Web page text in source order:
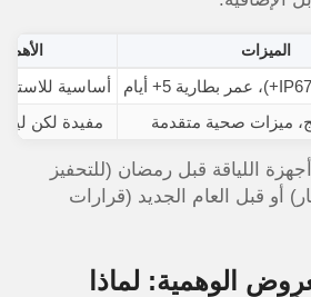
الميزات الأهمية
أساسية
مفيدة لكن
اللياقة قبل رمضان (للتحفيز
أو قبل العام الجديد (قرارات
الوهمية: لماذا